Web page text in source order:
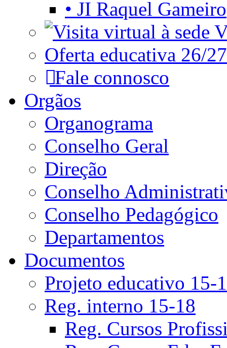
• JI Raquel Gameiro
Oferta educativa 26/27
Fale connosco
Orgãos
Organograma
Conselho Geral
Direção
Conselho
Conselho Pedagógico
Departamentos
Documentos
Projeto educativo 15-
Reg. interno 15-18
Reg. Cursos